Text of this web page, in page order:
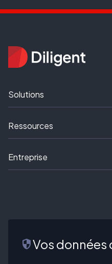
Solutions
Ressources
Entreprise
securityVos